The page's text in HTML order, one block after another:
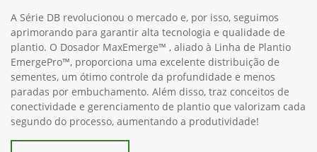
A Série DB revolucionou o mercado e, por isso, seguimos
aprimorando para garantir alta tecnologia e qualidade de
plantio. O Dosador MaxEmerge™ , aliado à Linha de Plantio
EmergePro™, proporciona uma excelente distribuição de
sementes, um ótimo controle da profundidade e menos
paradas por embuchamento. Além disso, traz conceitos de
conectividade e gerenciamento de plantio que valorizam cada
segundo do processo, aumentando a produtividade!